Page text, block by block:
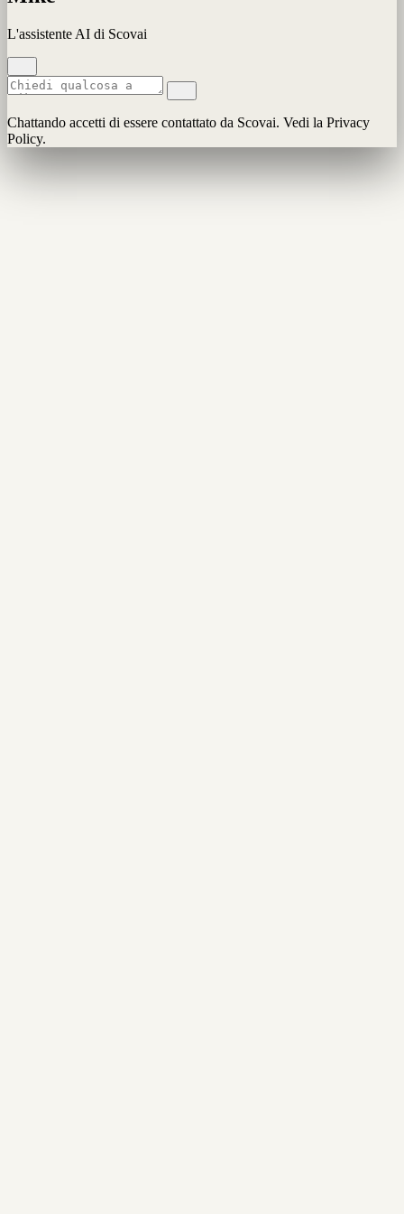
L'assistente AI di Scovai
Chattando accetti di essere contattato da Scovai. Vedi la Privacy
Policy.